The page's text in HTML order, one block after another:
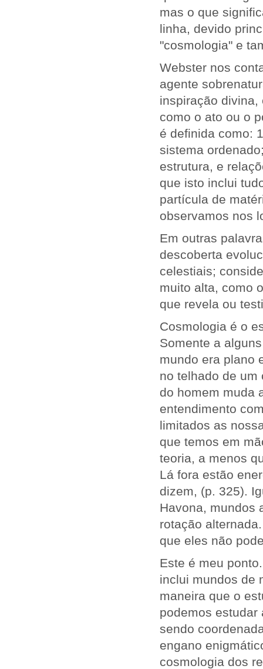
mas o que
linha, devido
"cosmologia" e
Webster nos
agente
inspiração divina,
como o ato ou o
é definida como:
sistema
estrutura, e
que isto inclui
partícula de
observamos nos
Em outras
descoberta
celestiais;
muito alta, como
que revela ou
Cosmologia é o
Somente a
mundo era plano
no telhado de um
do homem muda
entendimento
limitados as
que temos em
teoria, a menos
Lá fora estão
dizem, (p. 325).
Havona, mundos
rotação
que eles não
Este é meu
inclui mundos de
maneira que o
podemos estudar
sendo
engano
cosmologia dos